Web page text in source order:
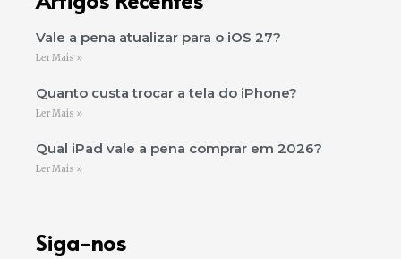
Vale a pena atualizar para o iOS 27?
Ler Mais »
Quanto custa trocar a tela do iPhone?
Ler Mais »
Qual iPad vale a pena comprar em 2026?
Ler Mais »
Siga-nos